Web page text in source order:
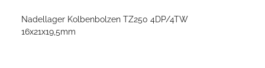
Nadellager Kolbenbolzen TZ250 4DP/4TW
16x21x19,5mm